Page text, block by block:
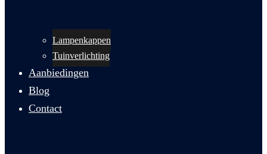
Lampenkappen
Tuinverlichting
Aanbiedingen
Blog
Contact